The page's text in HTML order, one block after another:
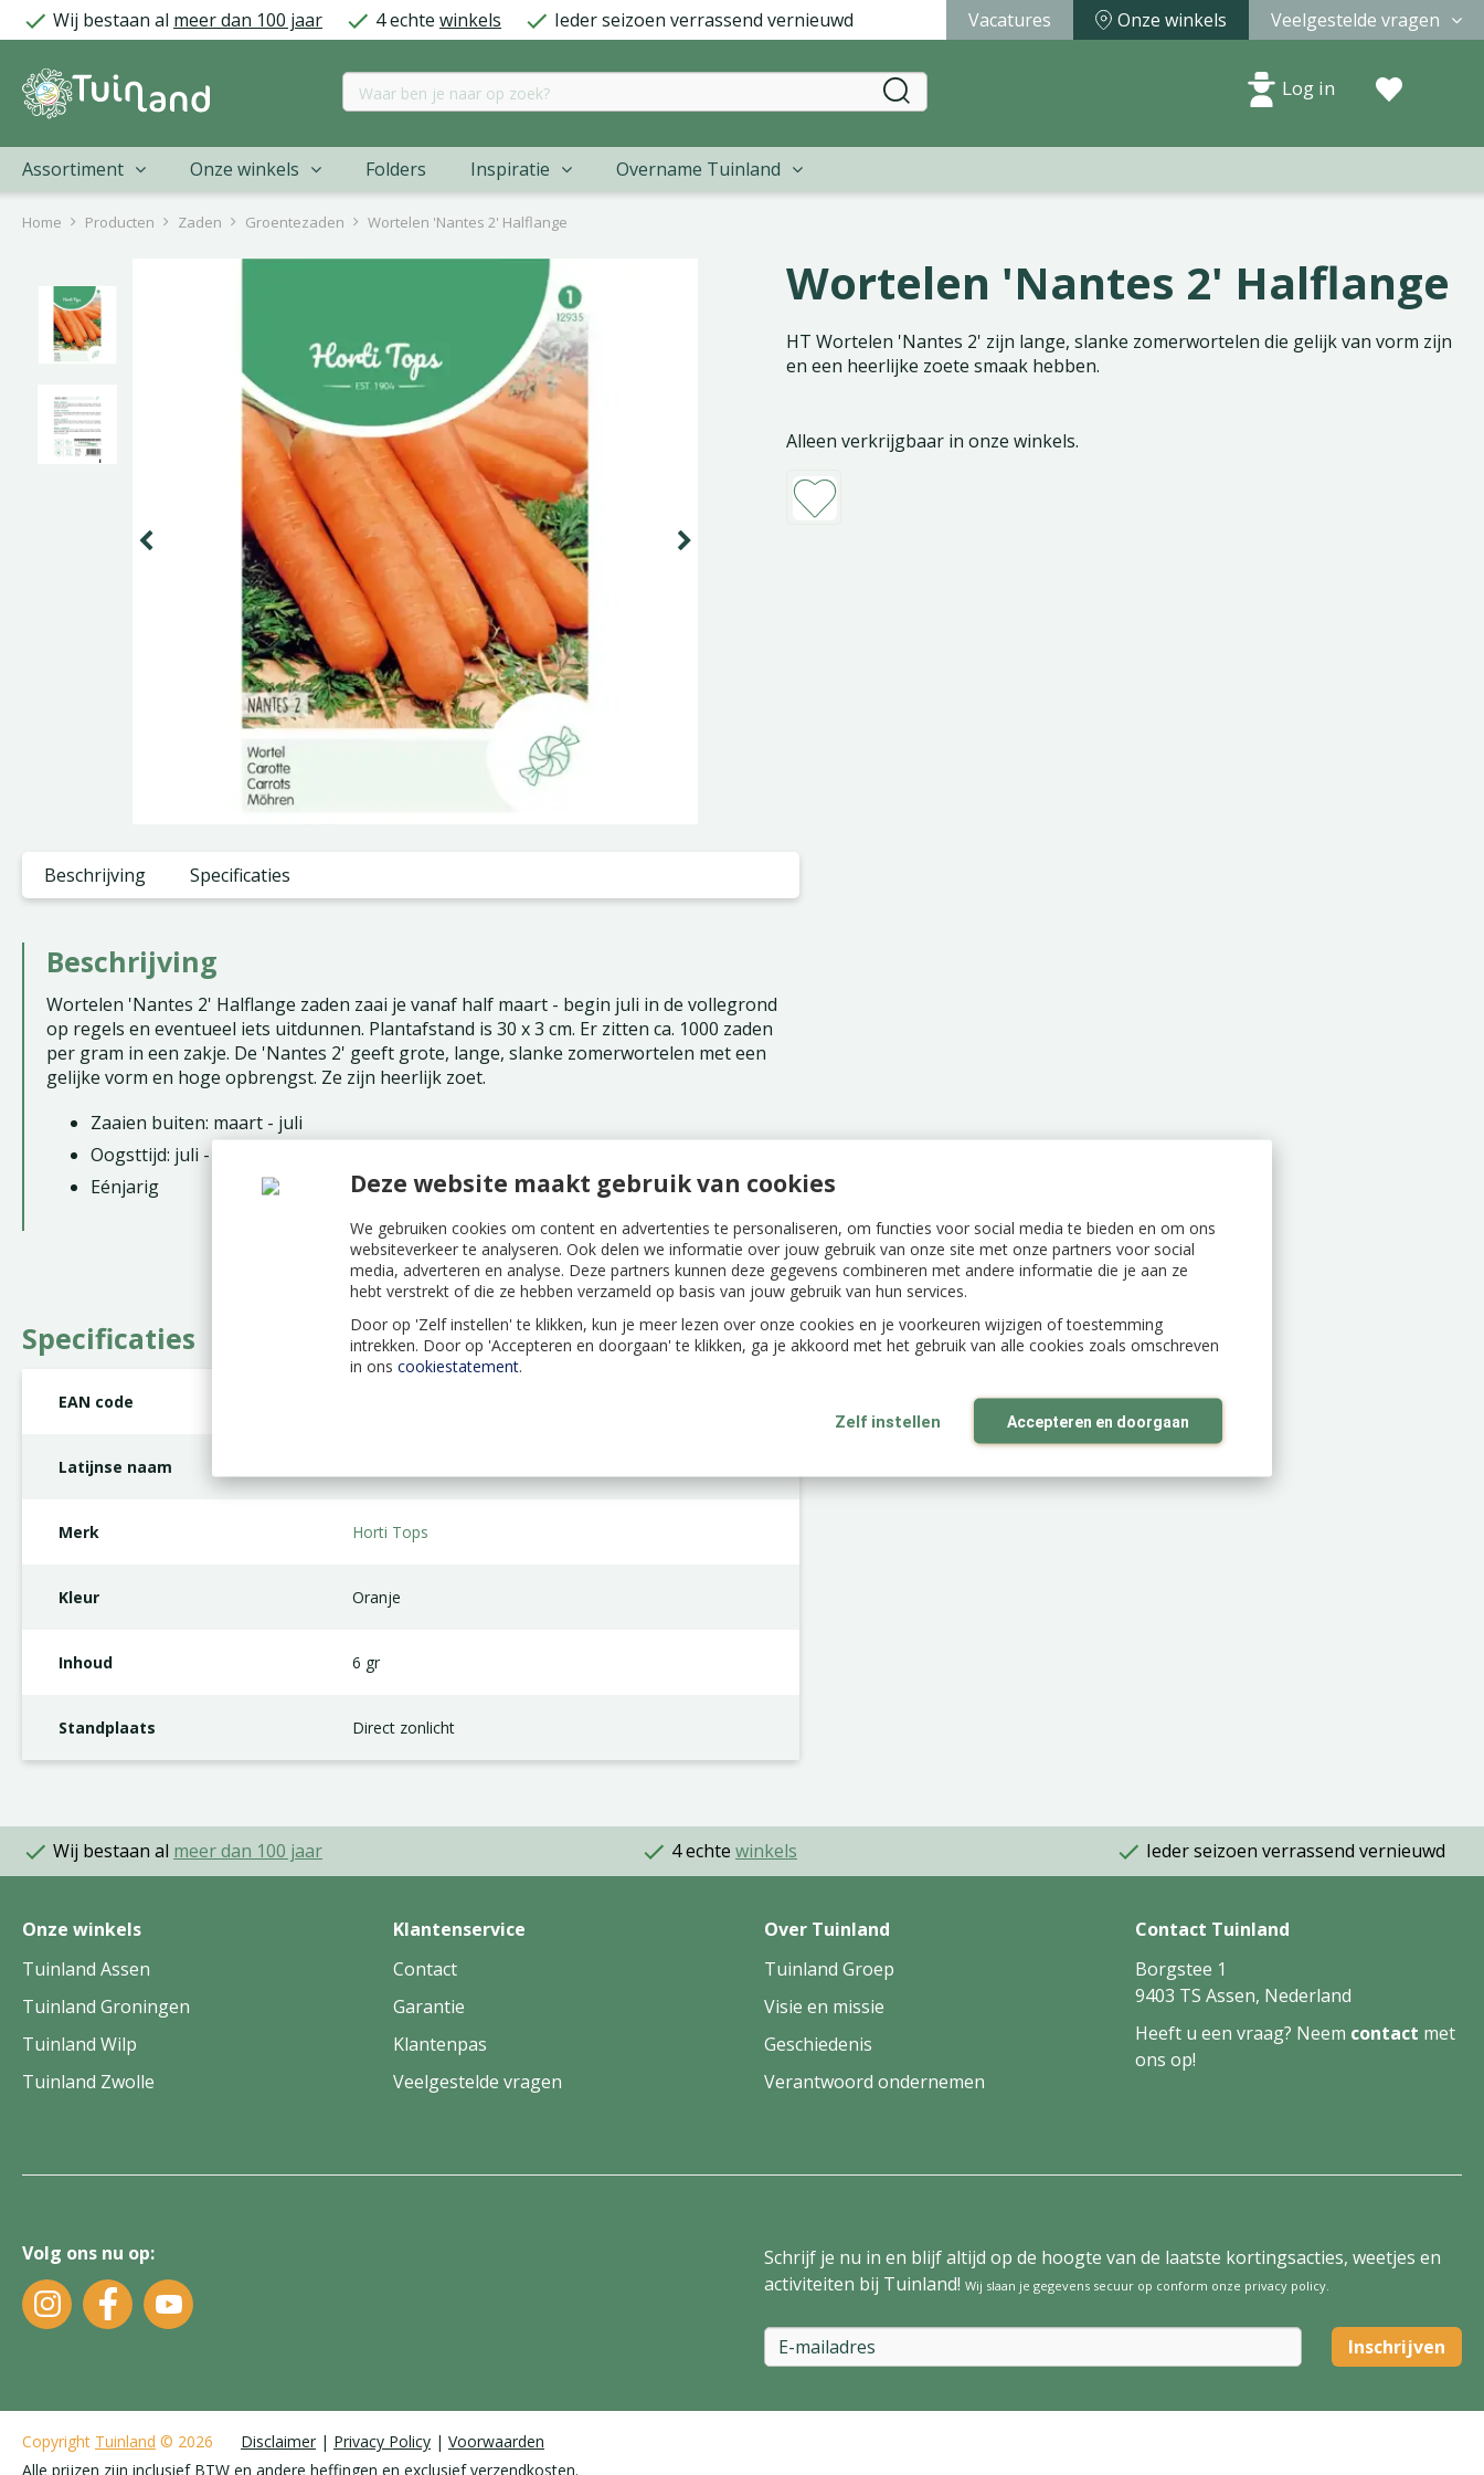
Deze website maakt gebruik van cookies
We gebruiken cookies om content en advertenties te personaliseren, om functies voor social media te bieden en om ons
websiteverkeer te analyseren. Ook delen we informatie over jouw gebruik van onze site met onze partners voor social
media, adverteren en analyse. Deze partners kunnen deze gegevens combineren met andere informatie die je aan ze
hebt verstrekt of die ze hebben verzameld op basis van jouw gebruik van hun services.
Door op 'Zelf instellen' te klikken, kun je meer lezen over onze cookies en je voorkeuren wijzigen of toestemming
intrekken. Door op 'Accepteren en doorgaan' te klikken, ga je akkoord met het gebruik van alle cookies zoals omschreven
in ons cookiestatement.
Zelf instellen Accepteren en doorgaan
naar
Home Producten Zaden Groentezaden Wortelen 'Nantes 2' Halflange
Wij bestaan al meer dan 100 jaar 4 echte winkels Ieder seizoen verrassend vernieuwd Vacatures Onze winkels Veelgestelde vragen
Log in
Assortiment Onze winkels Folders Inspiratie Overname Tuinland
Wortelen 'Nantes 2' Halflange
HT Wortelen 'Nantes 2' zijn lange, slanke zomerwortelen die gelijk van vorm zijn
en een heerlijke zoete smaak hebben.
Alleen verkrijgbaar in onze winkels.
Beschrijving Specificaties
Beschrijving
Wortelen 'Nantes 2' Halflange zaden zaai je vanaf half maart - begin juli in de vollegrond
op regels en eventueel iets uitdunnen. Plantafstand is 30 x 3 cm. Er zitten ca. 1000 zaden
per gram in een zakje. De 'Nantes 2' geeft grote, lange, slanke zomerwortelen met een
gelijke vorm en hoge opbrengst. Ze zijn heerlijk zoet.
Zaaien buiten: maart - juli
Oogsttijd: juli - oktober
Eénjarig
Specificaties
EAN code
Latijnse naam
Merk Horti Tops
Kleur Oranje
Inhoud 6 gr
Standplaats Direct zonlicht
Wij bestaan al meer dan 100 jaar 4 echte winkels Ieder seizoen verrassend vernieuwd
Onze winkels
Tuinland Assen
Tuinland Groningen
Tuinland Wilp
Tuinland Zwolle
Klantenservice
Contact
Garantie
Klantenpas
Veelgestelde vragen
Over Tuinland
Tuinland Groep
Visie en missie
Geschiedenis
Verantwoord ondernemen
Contact Tuinland
Borgstee 1
9403 TS Assen, Nederland
Heeft u een vraag? Neem contact met
ons op!
Volg ons nu op:
Schrijf je nu in en blijf altijd op de hoogte van de laatste kortingsacties, weetjes en
activiteiten bij Tuinland! Wij slaan je gegevens secuur op conform onze privacy policy
Copyright Tuinland © 2026 Disclaimer Privacy Policy
Voorwaarden
Alle prijzen zijn inclusief BTW en andere heffingen en exclusief verzendkosten.